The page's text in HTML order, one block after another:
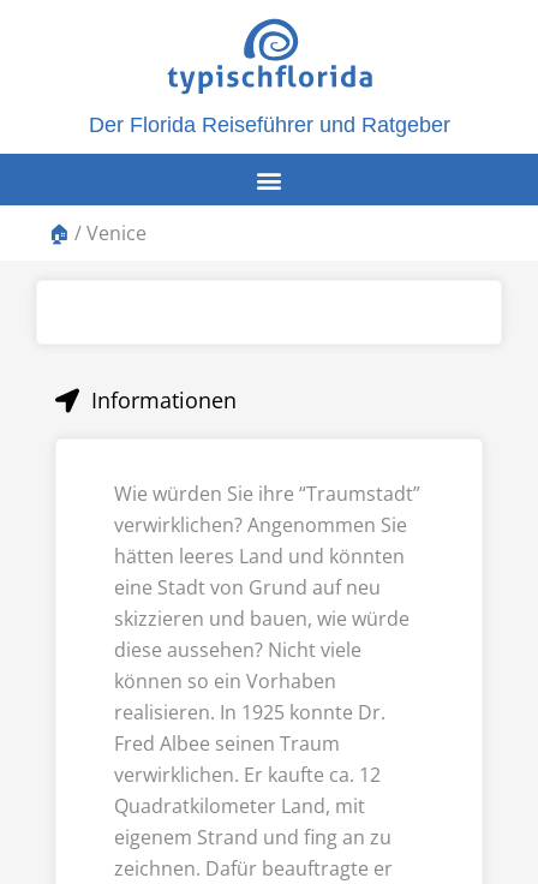
Der Florida Reiseführer und Ratgeber
🏠 /Venice
Informationen
Wie würden Sie ihre “Traumstadt”
verwirklichen? Angenommen Sie
hätten leeres Land und könnten
eine Stadt von Grund auf neu
skizzieren und bauen, wie würde
diese aussehen? Nicht viele
können so ein Vorhaben
realisieren. In 1925 konnte Dr.
Fred Albee seinen Traum
verwirklichen. Er kaufte ca. 12
Quadratkilometer Land, mit
eigenem Strand und fing an zu
zeichnen. Dafür beauftragte er